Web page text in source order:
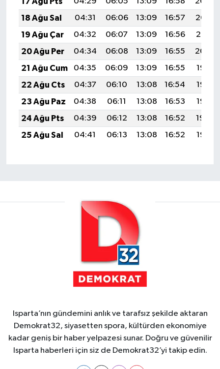
18 Ağu Sal
04:31 06:06 13:09 16:57
20:02
19 Ağu Çar
04:32 06:07 13:09 16:56
20:01
20 Ağu Per
04:34 06:08 13:09 16:55
20:00
21 Ağu Cum
04:35 06:09 13:09 16:55
19:58
22 Ağu Cts
04:37 06:10 13:08 16:54
19:57
23 Ağu Paz
04:38 06:11 13:08 16:53
19:55
24 Ağu Pts
04:39 06:12 13:08 16:52
19:54
25 Ağu Sal
04:41 06:13 13:08 16:52 19:52
Isparta’nın gündemini anlık ve tarafsız şekilde aktaran
Demokrat32, siyasetten spora, kültürden ekonomiye
kadar geniş bir haber yelpazesi sunar. Doğru ve güvenilir
Isparta haberleri için siz de Demokrat32’yi takip edin.